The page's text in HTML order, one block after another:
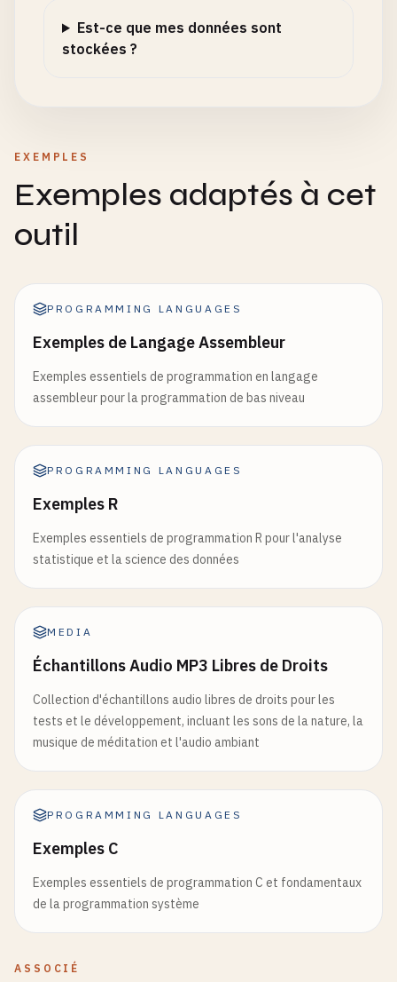
Est-ce que mes données sont
stockées ?
EXEMPLES
Exemples adaptés à cet
outil
PROGRAMMING LANGUAGES
Exemples de Langage Assembleur
Exemples essentiels de programmation en langage
assembleur pour la programmation de bas niveau
PROGRAMMING LANGUAGES
Exemples R
Exemples essentiels de programmation R pour l'analyse
statistique et la science des données
MEDIA
Échantillons Audio MP3 Libres de Droits
Collection d'échantillons audio libres de droits pour les
tests et le développement, incluant les sons de la nature, la
musique de méditation et l'audio ambiant
PROGRAMMING LANGUAGES
Exemples C
Exemples essentiels de programmation C et fondamentaux
de la programmation système
ASSOCIÉ